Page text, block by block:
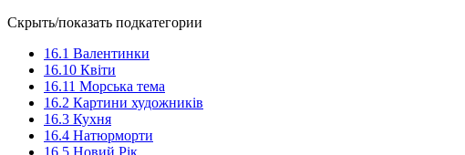
Скрыть/показать подкатегории
16.1 Валентинки
16.10 Квіти
16.11 Морська тема
16.2 Картини художників
16.3 Кухня
16.4 Натюрморти
16.5 Новий Рік